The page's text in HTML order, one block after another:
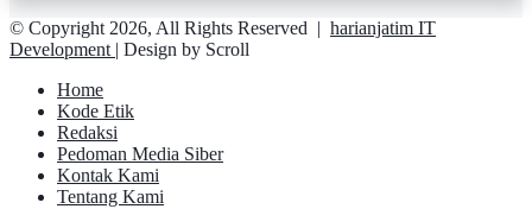
© Copyright 2026, All Rights Reserved | harianjatim IT
Development | Design by Scroll
Home
Kode Etik
Redaksi
Pedoman Media Siber
Kontak Kami
Tentang Kami